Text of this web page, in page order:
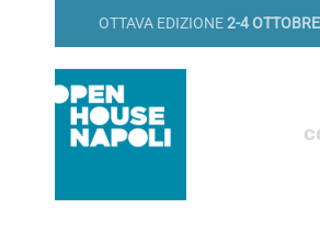
OTTAVA EDIZIONE2-4